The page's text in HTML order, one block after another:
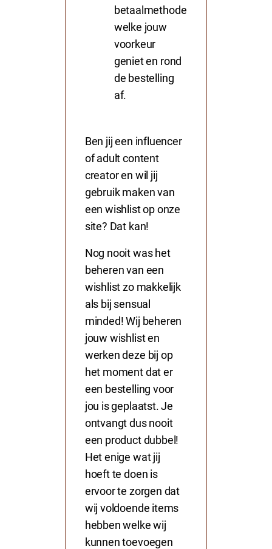
betaalmethode
welke jouw
voorkeur
geniet en rond
de bestelling
af.
Ben jij een influencer
of adult content
creator en wil jij
gebruik maken van
een wishlist op onze
site? Dat kan!
Nog nooit was het
beheren van een
wishlist zo makkelijk
als bij sensual
minded! Wij beheren
jouw wishlist en
werken deze bij op
het moment dat er
een bestelling voor
jou is geplaatst. Je
ontvangt dus nooit
een product dubbel!
Het enige wat jij
hoeft te doen is
ervoor te zorgen dat
wij voldoende items
hebben welke wij
kunnen toevoegen